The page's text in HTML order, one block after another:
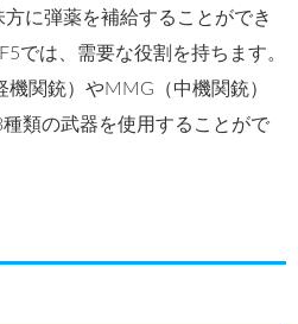
に弾薬を補給することができ
では、需要な役割を持ちます。
機関銃）やMMG（中機関銃）
類の武器を使用することがで